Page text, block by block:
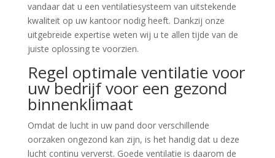
vandaar dat u een ventilatiesysteem van uitstekende
kwaliteit op uw kantoor nodig heeft. Dankzij onze
uitgebreide expertise weten wij u te allen tijde van de
juiste oplossing te voorzien.
Regel optimale ventilatie voor
uw bedrijf voor een gezond
binnenklimaat
Omdat de lucht in uw pand door verschillende
oorzaken ongezond kan zijn, is het handig dat u deze
lucht continu ververst. Goede ventilatie is daarom de